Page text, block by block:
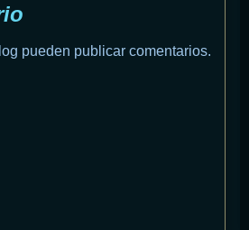
pueden publicar comentarios.